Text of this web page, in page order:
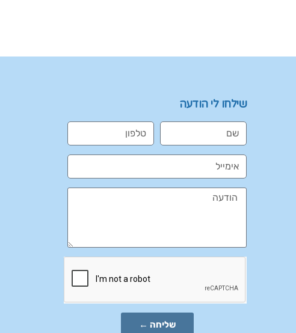
שילחו לי הודעה
שליחה ←